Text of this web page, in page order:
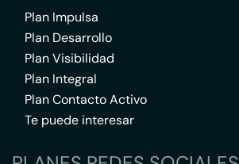
Plan Impulsa
Plan Desarrollo
Plan Visibilidad
Plan Integral
Plan Contacto Activo
Te puede interesar